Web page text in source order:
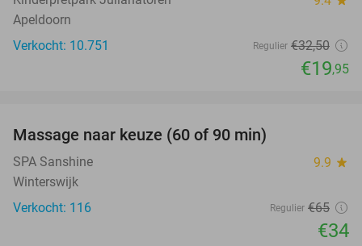
Apeldoorn
Verkocht: 10.751
Regulier €32,50
€19,95
Massage naar keuze (60 of 90 min)
SPA Sanshine 9.9 star
Winterswijk
Verkocht: 116
Regulier €65
€34